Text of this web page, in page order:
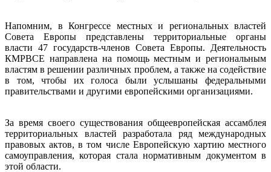
Напомним, в Конгрессе местных и региональных властей
Совета Европы представлены территориальные органы
власти 47 государств-членов Совета Европы. Деятельность
КМРВСЕ направлена на помощь местным и региональным
властям в решении различных проблем, а также на содействие
в том, чтобы их голоса были услышаны федеральными
правительствами и другими европейскими организациями.
За время своего существования общеевропейская ассамблея
территориальных властей разработала ряд международных
правовых актов, в том числе Европейскую хартию местного
самоуправления, которая стала нормативным документом в
этой области.